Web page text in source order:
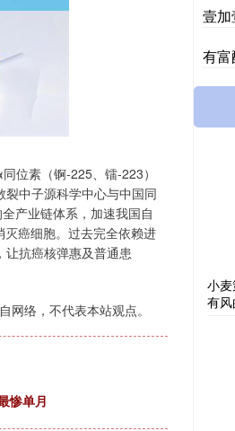
位素（锕-225、镭-223）
中子源科学中心与中国同
产业链体系，加速我国自
癌细胞。过去完全依赖进
抗癌核弹惠及普通患
网络，不代表本站观点。
惨单月
壹
有富
小
有